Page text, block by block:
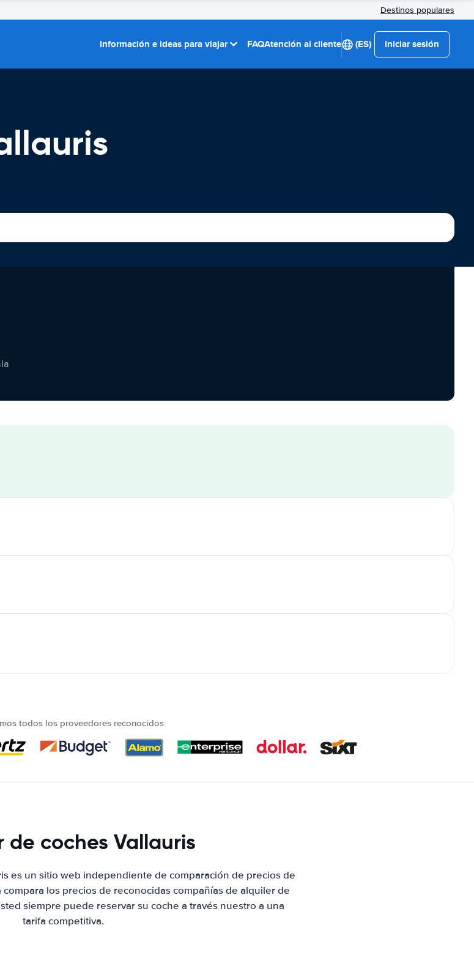
Destinos populares
Información e ideas para viajar FAQAtención al cliente (ES) Iniciar sesión
todos los proveedores reconocidos
de coches Vallauris
es un sitio web independiente de comparación de precios de
los precios de reconocidas compañías de alquiler de
siempre puede reservar su coche a través nuestro a una
tarifa competitiva.